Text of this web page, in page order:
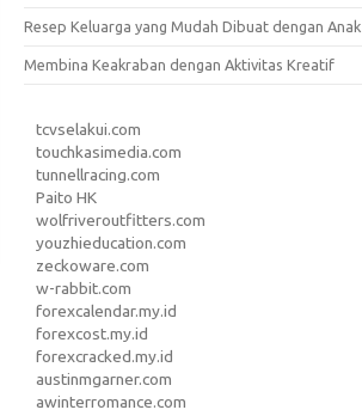
Resep Keluarga yang Mudah Dibuat dengan Anak
Membina Keakraban dengan Aktivitas Kreatif
tcvselakui.com
touchkasimedia.com
tunnellracing.com
Paito HK
wolfriveroutfitters.com
youzhieducation.com
zeckoware.com
w-rabbit.com
forexcalendar.my.id
forexcost.my.id
forexcracked.my.id
austinmgarner.com
awinterromance.com